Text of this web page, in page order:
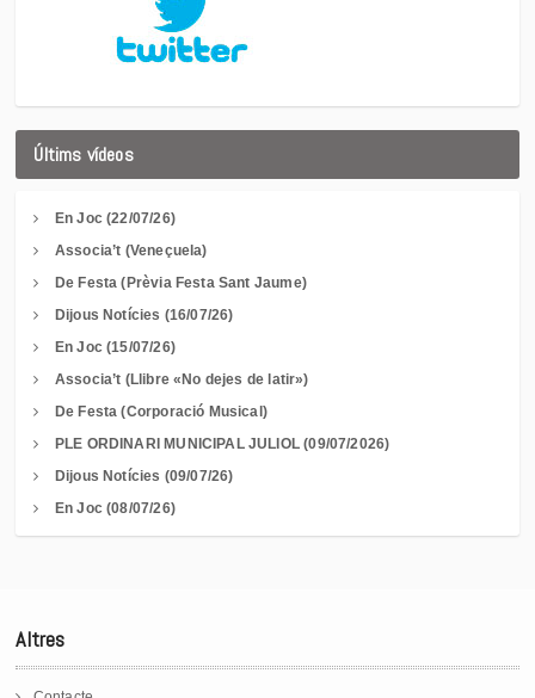
Últims vídeos
En Joc (22/07/26)
Associa’t (Veneçuela)
De Festa (Prèvia Festa Sant Jaume)
Dijous Notícies (16/07/26)
En Joc (15/07/26)
Associa’t (Llibre «No dejes de latir»)
De Festa (Corporació Musical)
PLE ORDINARI MUNICIPAL JULIOL (09/07/2026)
Dijous Notícies (09/07/26)
En Joc (08/07/26)
Altres